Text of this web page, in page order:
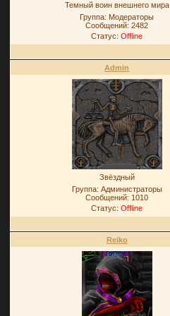
Темный воин внешнего мира
Группа: Модераторы
Сообщений:2482
Статус:Offline
Admin
Звёздный
Группа: Администраторы
Сообщений: 1010
Статус:Offline
Reiko